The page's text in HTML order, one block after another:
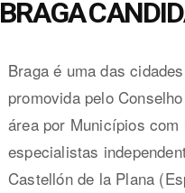
BRAGA
Braga é uma das
promovida pelo
área por Municípios
especialistas
Castellón de la Plana